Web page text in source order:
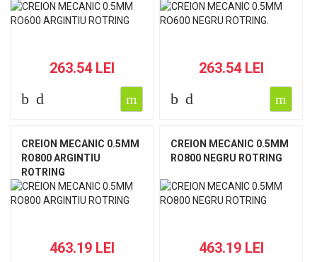
263.54 LEI 263.54 LEI
CREION MECANIC 0.5MM
RO800 ARGINTIU
ROTRING
463.19 LEI
CREION MECANIC 0.5MM
RO800 NEGRU ROTRING
463.19 LEI